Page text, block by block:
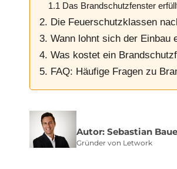
1.1 Das Brandschutzfenster
2. Die Feuerschutzklassen
3. Wann lohnt sich der Einbau
4. Was kostet ein
5. FAQ: Häufige Fragen zu
Autor: Sebastian
Gründer von Letwork